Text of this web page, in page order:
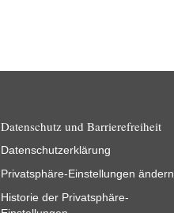
Datenschutz und Barrierefreiheit
Datenschutzerklärung
Privatsphäre-Einstellungen ändern
Historie der Privatsphäre-